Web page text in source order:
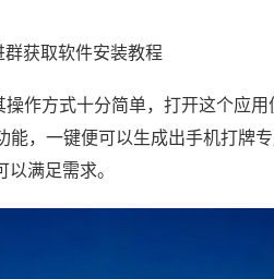
获取软件安装教程
作方式十分简单，打开这个应
，一键便可以生成出手机打牌
满足需求。